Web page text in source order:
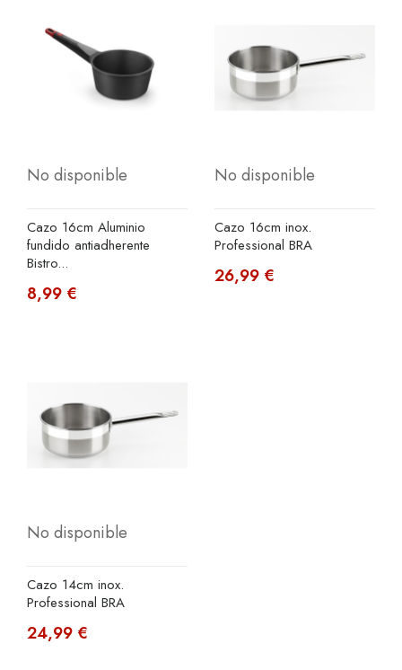
No disponible
Cazo 16cm Aluminio
fundido antiadherente
Bistro...
8,99 €
No disponible
Cazo 16cm inox.
Professional BRA
26,99 €
No disponible
Cazo 14cm inox.
Professional BRA
24,99 €